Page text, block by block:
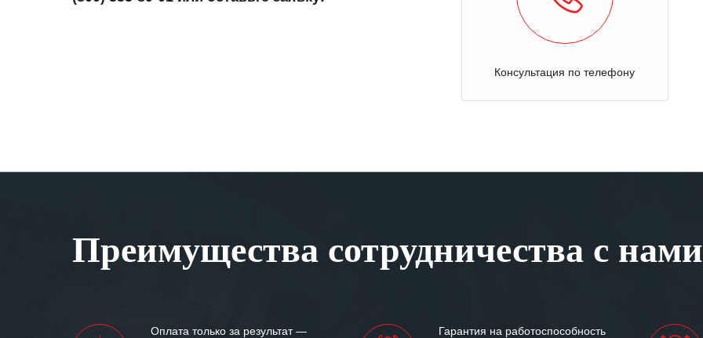
Консультация по телефону
Преимущества сотрудничества с нами
Оплата только за результат —
Гарантия на работоспособность